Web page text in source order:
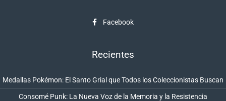
Facebook
Recientes
Medallas Pokémon: El Santo Grial que Todos los Coleccionistas Buscan
Consomé Punk: La Nueva Voz de la Memoria y la Resistencia